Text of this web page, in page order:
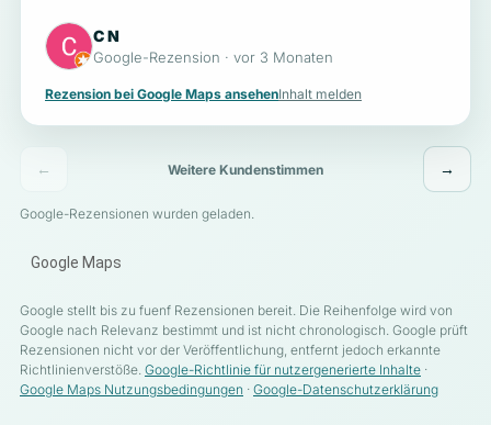
C N
Google-Rezension · vor 3 Monaten
Rezension bei Google Maps ansehenInhalt melden
← Weitere Kundenstimmen →
Google-Rezensionen wurden geladen.
Google Maps
Google stellt bis zu fuenf Rezensionen bereit. Die Reihenfolge wird von
Google nach Relevanz bestimmt und ist nicht chronologisch. Google prüft
Rezensionen nicht vor der Veröffentlichung, entfernt jedoch erkannte
Richtlinienverstöße. Google-Richtlinie für nutzergenerierte Inhalte ·
Google Maps Nutzungsbedingungen · Google-Datenschutzerklärung